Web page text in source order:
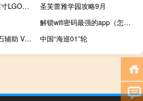
PCMag商店在此65英寸LGOLED电视上拥有最优惠的价格
圣芙蕾雅学园攻略9月
解锁wifi密码最强的app（怎么破解wifi密码）
眼睛奥奇传说无限钻石辅助 V1.4 免费版（眼睛奥奇传说无限钻石辅助 V1.4 免费版功能简介）
中国“海巡01”轮